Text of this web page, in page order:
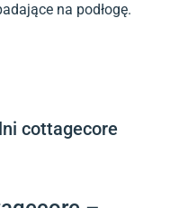
na podłogę.
cottagecore